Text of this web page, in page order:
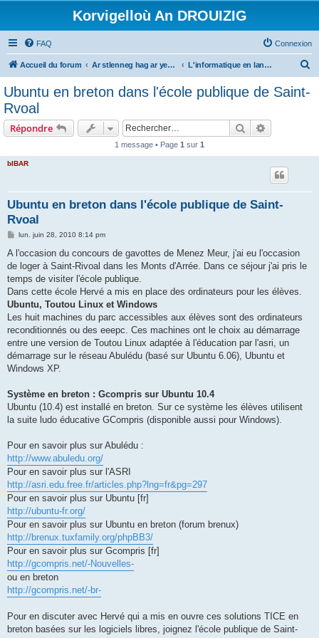
Korvigelloù An DROUIZIG
FAQ Connexion
Accueil du forum Ar stlenneg hag ar yezhoù bihan er bed a-bezh L'informatique en langues régionales et minoritaires
Ubuntu en breton dans l'école publique de Saint-
Rvoal
Répondre Rechercher
1 message • Page 1 sur 1
bIBAR
Ubuntu en breton dans l'école publique de Saint-
Rvoal
M
s
a
g
lun. juin 28, 2010 8:14 pm
A l'occasion du concours de gavottes de Menez Meur, j'ai eu l'occasion
de loger à Saint-Rivoal dans les Monts d'Arrée. Dans ce séjour j'ai pris le
temps de visiter l'école publique.
Dans cette école Hervé a mis en place des ordinateurs pour les élèves.
Ubuntu, Toutou Linux et Windows
Les huit machines du parc accessibles aux élèves sont des ordinateurs
reconditionnés ou des eeepc. Ces machines ont le choix au démarrage
entre une version de Toutou Linux adaptée à l'éducation par l'asri, un
démarrage sur le réseau Abulédu (basé sur Ubuntu 6.06), Ubuntu et
Windows XP.
Système en breton : Gcompris sur Ubuntu 10.4
Ubuntu (10.4) est installé en breton. Sur ce système les élèves utilisent
la suite ludo éducative GCompris (disponible aussi pour Windows).
Pour en savoir plus sur Abulédu :
http://www.abuledu.org/
Pour en savoir plus sur l'ASRI
http://asri.edu.free.fr/articles.php?lng=fr&pg=297
Pour en savoir plus sur Ubuntu [fr]
http://ubuntu-fr.org/
Pour en savoir plus sur Ubuntu en breton (forum brenux)
http://brenux.tuxfamily.org/phpBB3/
Pour en savoir plus sur Gcompris [fr]
http://gcompris.net/-Nouvelles-
ou en breton
http://gcompris.net/-br-
Pour en discuter avec Hervé qui a mis en ouvre ces solutions TICE en
breton basées sur les logiciels libres, joignez l'école publique de Saint-